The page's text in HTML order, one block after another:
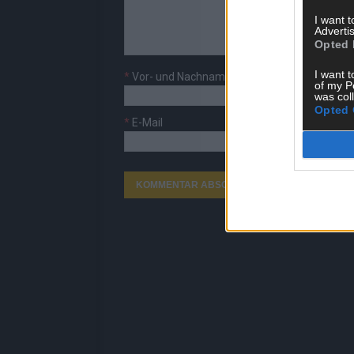
I want
Opted
I want
of my
was
Opted
* Vor- und Nachname
* E-Mail